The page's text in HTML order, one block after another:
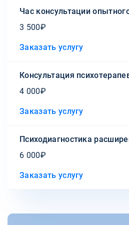
Час консультации
3 500₽
Заказать услугу
Консультация
4 000₽
Заказать услугу
Психодиагностика
6 000₽
Заказать услугу